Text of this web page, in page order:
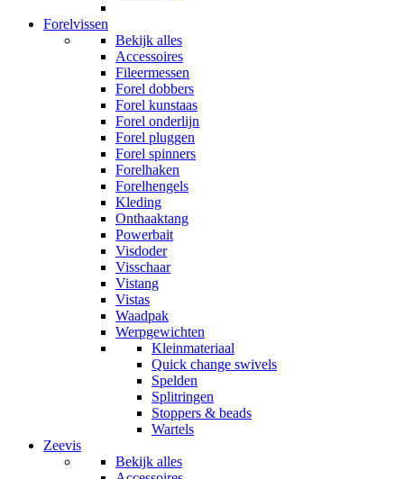
Forelvissen
Bekijk alles
Accessoires
Fileermessen
Forel dobbers
Forel kunstaas
Forel onderlijn
Forel pluggen
Forel spinners
Forelhaken
Forelhengels
Kleding
Onthaaktang
Powerbait
Visdoder
Visschaar
Vistang
Vistas
Waadpak
Werpgewichten
Kleinmateriaal
Quick change swivels
Spelden
Splitringen
Stoppers & beads
Wartels
Zeevis
Bekijk alles